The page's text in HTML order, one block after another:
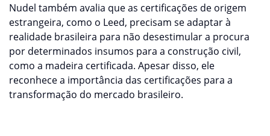
Nudel também avalia que as certificações de origem
estrangeira, como o Leed, precisam se adaptar à
realidade brasileira para não desestimular a procura
por determinados insumos para a construção civil,
como a madeira certificada. Apesar disso, ele
reconhece a importância das certificações para a
transformação do mercado brasileiro.